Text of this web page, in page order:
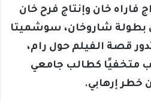
فاراه خان وإنتاج فرح خان
بطولة شاروخان، سوشميتا
قصة الفيلم حول رام،
متخفيًا كطالب جامعي
خطر إرهابي.